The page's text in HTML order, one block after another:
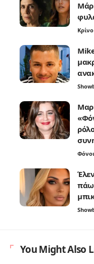
πάω
You Might Also